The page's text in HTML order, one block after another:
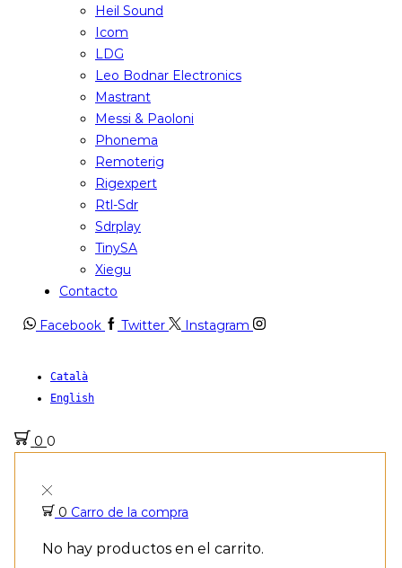
Heil Sound
Icom
LDG
Leo Bodnar Electronics
Mastrant
Messi & Paoloni
Phonema
Remoterig
Rigexpert
Rtl-Sdr
Sdrplay
TinySA
Xiegu
Contacto
Facebook Twitter Instagram
Català
English
0 0
0 Carro de la compra
No hay productos en el carrito.